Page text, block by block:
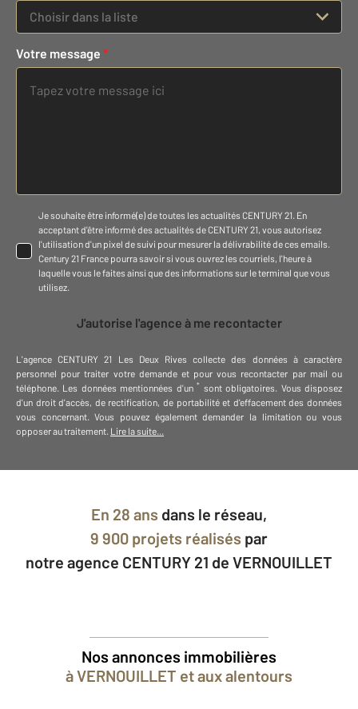
Choisir dans la liste
Votre message *
Je souhaite être informé(e) de toutes les actualités CENTURY 21. En
acceptant d'être informé des actualités de CENTURY 21, vous autorisez
l'utilisation d'un pixel de suivi pour mesurer la délivrabilité de ces emails.
Century 21 France pourra savoir si vous ouvrez les courriels, l'heure à
laquelle vous le faites ainsi que des informations sur le terminal que vous
utilisez.
J'autorise l'agence à me recontacter
L'agence CENTURY 21 Les Deux Rives collecte des données à caractère
personnel pour traiter votre demande et pour vous recontacter par mail ou
téléphone. Les données mentionnées d'un * sont obligatoires. Vous disposez
d'un droit d'accès, de rectification, de portabilité et d'effacement des données
vous concernant. Vous pouvez également demander la limitation ou vous
opposer au traitement. Lire la suite...
En 28 ans dans le réseau,
9 900 projets réalisés par
notre agence CENTURY 21 de VERNOUILLET
Nos annonces immobilières
à VERNOUILLET et aux alentours